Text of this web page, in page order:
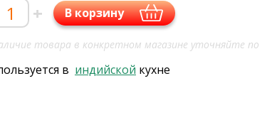
+ В корзину
товара в конкретном магазине уточняйте по
в индийской кухне